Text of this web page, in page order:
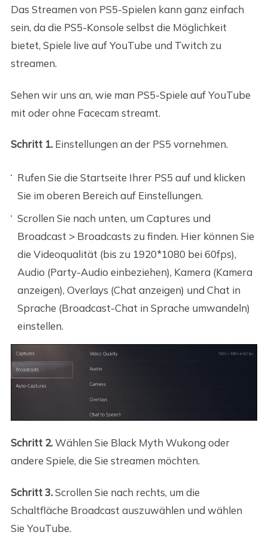
Das Streamen von PS5-Spielen kann ganz einfach
sein, da die PS5-Konsole selbst die Möglichkeit
bietet, Spiele live auf YouTube und Twitch zu
streamen.
Sehen wir uns an, wie man PS5-Spiele auf YouTube
mit oder ohne Facecam streamt.
Schritt 1.Einstellungen an der PS5 vornehmen.
Rufen Sie die Startseite Ihrer PS5 auf und klicken
Sie im oberen Bereich auf Einstellungen.
Scrollen Sie nach unten, um Captures und
Broadcast > Broadcasts zu finden. Hier können Sie
die Videoqualität (bis zu 1920*1080 bei 60fps),
Audio (Party-Audio einbeziehen), Kamera (Kamera
anzeigen), Overlays (Chat anzeigen) und Chat in
Sprache (Broadcast-Chat in Sprache umwandeln)
einstellen.
Schritt 2.Wählen Sie Black Myth Wukong oder
andere Spiele, die Sie streamen möchten.
Schritt 3.Scrollen Sie nach rechts, um die
Schaltfläche Broadcast auszuwählen und wählen
Sie YouTube.